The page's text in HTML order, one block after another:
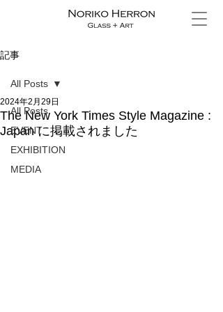
記事
All Posts
EVENT
EXHIBITION
MEDIA
All Posts
The New York Times Style Magazine :
Japan に掲載されました
2024年2月29日